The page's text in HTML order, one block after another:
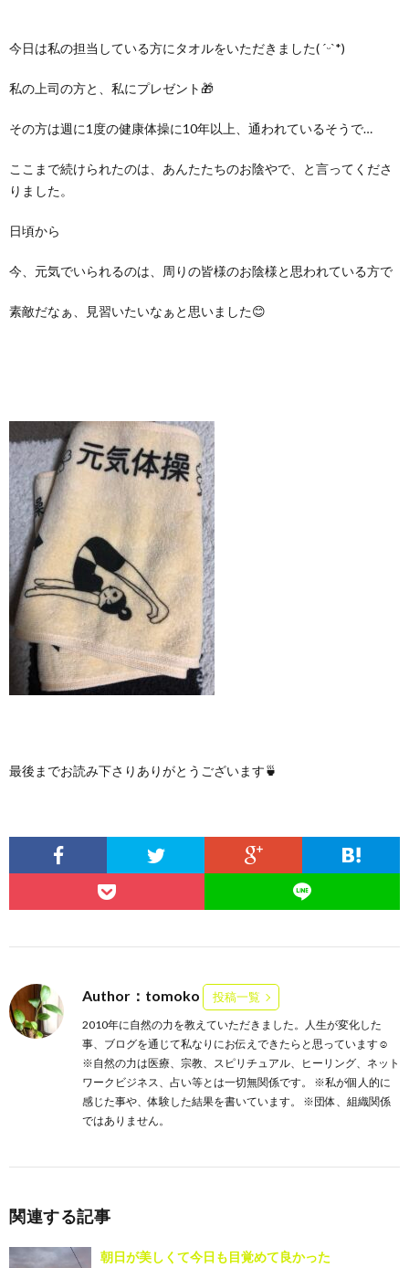
今日は私の担当している方にタオルをいただきました( ˊᵕˋ*)
私の上司の方と、私にプレゼント🎁
その方は週に1度の健康体操に10年以上、通われているそうで…
ここまで続けられたのは、あんたたちのお陰やで、と言ってくださ
りました。
日頃から
今、元気でいられるのは、周りの皆様のお陰様と思われている方で
素敵だなぁ、見習いたいなぁと思いました😊
最後までお読み下さりありがとうございます🍵
Author：tomoko 投稿一覧
2010年に自然の力を教えていただきました。人生が変化した
事、ブログを通じて私なりにお伝えできたらと思っています☺️
※自然の力は医療、宗教、スピリチュアル、ヒーリング、ネット
ワークビジネス、占い等とは一切無関係です。 ※私が個人的に
感じた事や、体験した結果を書いています。 ※団体、組織関係
ではありません。
関連する記事
朝日が美しくて今日も目覚めて良かった